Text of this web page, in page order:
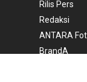
Rilis Pers
Redaksi
ANTARA
BrandA